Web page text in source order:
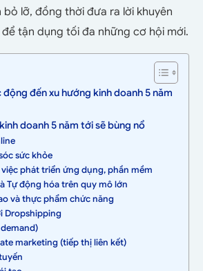
bỏ lỡ, đồng thời đưa ra lời khuyên
tận dụng tối đa những cơ hội mới.
đến xu hướng kinh doanh 5 năm
doanh 5 năm tới sẽ bùng nổ
sức khỏe
phát triển ứng dụng, phần mềm
Tự động hóa trên quy mô lớn
và thực phẩm chức năng
Dropshipping
demand)
marketing (tiếp thị liên kết)